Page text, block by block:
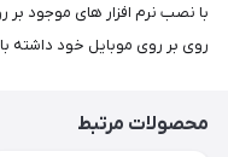
با نصب نرم افزار های موجود بر
روی بر روی موبایل خود داشته
محصولات مرتبط